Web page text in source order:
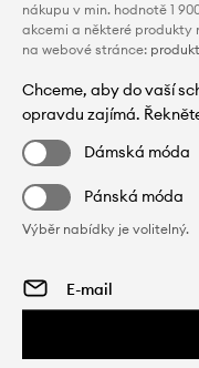
nákupu v min. hodnotě 1
akcemi a některé produkty
na webové stránce:
Chceme, aby do vaší
opravdu zajímá.
Dámská móda
Pánská móda
Výběr nabídky je volitelný.